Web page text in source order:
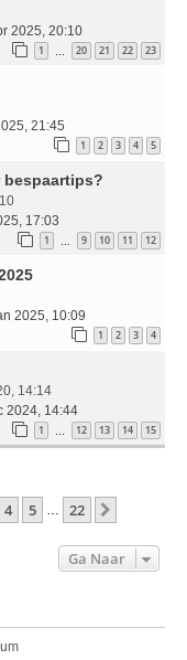
2025, 20:10
1 … 20 21 22 23
21:45
1 2 3 4 5
bespaartips?
17:03
1 … 9 10 11 12
2025, 10:09
1 2 3 4
14:14
2024, 14:44
1 … 12 13 14 15
22
4 5 22
Ga Naar